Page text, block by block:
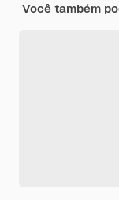
Você também